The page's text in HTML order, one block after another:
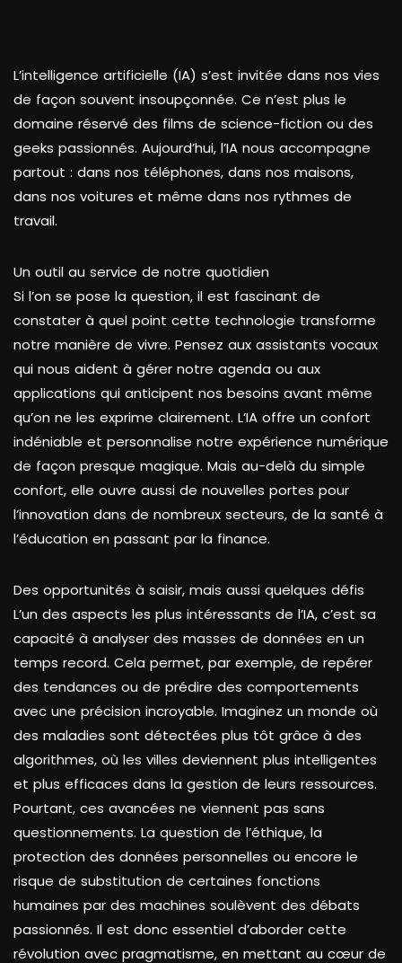
L’intelligence artificielle (IA) s’est invitée dans nos vies
de façon souvent insoupçonnée. Ce n’est plus le
domaine réservé des films de science-fiction ou des
geeks passionnés. Aujourd’hui, l’IA nous accompagne
partout : dans nos téléphones, dans nos maisons,
dans nos voitures et même dans nos rythmes de
travail.
Un outil au service de notre quotidien
Si l’on se pose la question, il est fascinant de
constater à quel point cette technologie transforme
notre manière de vivre. Pensez aux assistants vocaux
qui nous aident à gérer notre agenda ou aux
applications qui anticipent nos besoins avant même
qu’on ne les exprime clairement. L’IA offre un confort
indéniable et personnalise notre expérience numérique
de façon presque magique. Mais au-delà du simple
confort, elle ouvre aussi de nouvelles portes pour
l’innovation dans de nombreux secteurs, de la santé à
l’éducation en passant par la finance.
Des opportunités à saisir, mais aussi quelques défis
L’un des aspects les plus intéressants de l’IA, c’est sa
capacité à analyser des masses de données en un
temps record. Cela permet, par exemple, de repérer
des tendances ou de prédire des comportements
avec une précision incroyable. Imaginez un monde où
des maladies sont détectées plus tôt grâce à des
algorithmes, où les villes deviennent plus intelligentes
et plus efficaces dans la gestion de leurs ressources.
Pourtant, ces avancées ne viennent pas sans
questionnements. La question de l’éthique, la
protection des données personnelles ou encore le
risque de substitution de certaines fonctions
humaines par des machines soulèvent des débats
passionnés. Il est donc essentiel d’aborder cette
révolution avec pragmatisme, en mettant au cœur de